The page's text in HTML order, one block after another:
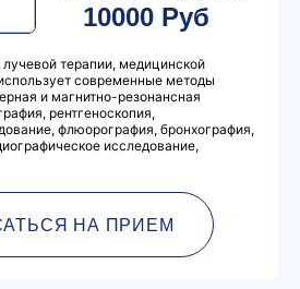
10000 Руб
терапии, медицинской
современные методы
и магнитно-резонансная
рентгеноскопия,
флюорография, бронхография,
исследование,
НА ПРИЕМ